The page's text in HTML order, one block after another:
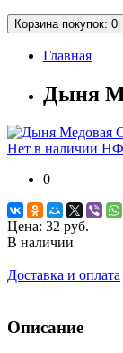
Корзина покупок: 0
Главная
Дыня
Нет в наличии
0
Цена: 32 руб.
В наличии
Доставка и оплата
Описание